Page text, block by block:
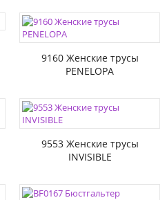
9160 Женские трусы
PENELOPA
9553 Женские трусы
INVISIBLE